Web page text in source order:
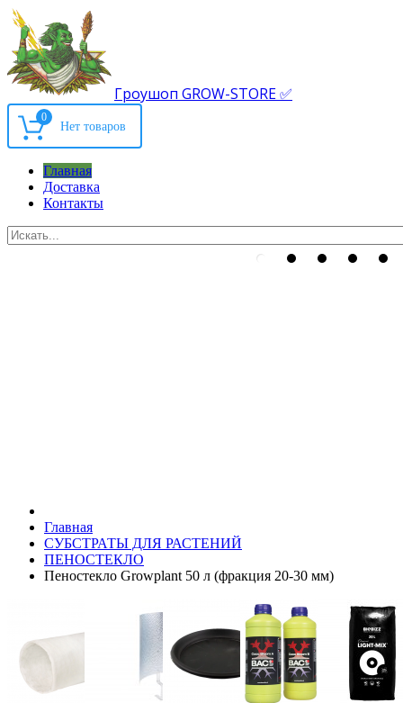
Гроушоп GROW-STORE ✅
0
Главная
Доставка
Контакты
Главная
СУБСТРАТЫ ДЛЯ РАСТЕНИЙ
ПЕНОСТЕКЛО
Пеностекло Growplant 50 л (фракция 20-30 мм)